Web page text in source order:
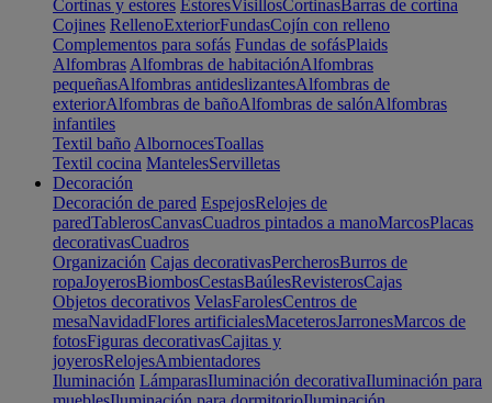
Cortinas y estores EstoresVisillosCortinasBarras de cortina
Cojines RellenoExteriorFundasCojín con relleno
Complementos para sofás Fundas de sofásPlaids
Alfombras Alfombras de habitaciónAlfombras
pequeñasAlfombras antideslizantesAlfombras de
exteriorAlfombras de bañoAlfombras de salónAlfombras
infantiles
Textil baño AlbornocesToallas
Textil cocina MantelesServilletas
Decoración
Decoración de pared EspejosRelojes de
paredTablerosCanvasCuadros pintados a manoMarcosPlacas
decorativasCuadros
Organización Cajas decorativasPercherosBurros de
ropaJoyerosBiombosCestasBaúlesRevisterosCajas
Objetos decorativos VelasFarolesCentros de
mesaNavidadFlores artificialesMaceterosJarronesMarcos de
fotosFiguras decorativasCajitas y
joyerosRelojesAmbientadores
Iluminación LámparasIluminación decorativaIluminación para